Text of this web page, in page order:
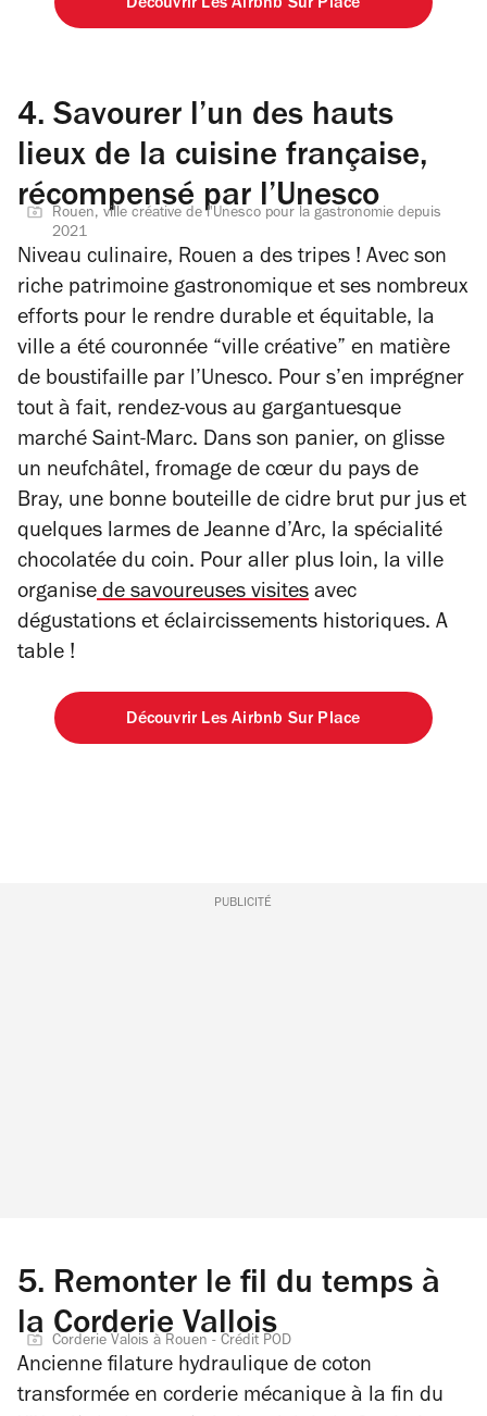
Découvrir Les Airbnb Sur Place
4. Savourer l’un des hauts
lieux de la cuisine française,
récompensé par l’Unesco
Rouen, ville créative de l'Unesco pour la gastronomie depuis
2021
Niveau culinaire, Rouen a des tripes ! Avec son
riche patrimoine gastronomique et ses nombreux
efforts pour le rendre durable et équitable, la
ville a été couronnée “ville créative” en matière
de boustifaille par l’Unesco. Pour s’en imprégner
tout à fait, rendez-vous au gargantuesque
marché Saint-Marc. Dans son panier, on glisse
un neufchâtel, fromage de cœur du pays de
Bray, une bonne bouteille de cidre brut pur jus et
quelques larmes de Jeanne d’Arc, la spécialité
chocolatée du coin. Pour aller plus loin, la ville
organise de savoureuses visites avec
dégustations et éclaircissements historiques. A
table !
Découvrir Les Airbnb Sur Place
PUBLICITÉ
5. Remonter le fil du temps à
la Corderie Vallois
Corderie Valois à Rouen - Crédit POD
Ancienne filature hydraulique de coton
transformée en corderie mécanique à la fin du